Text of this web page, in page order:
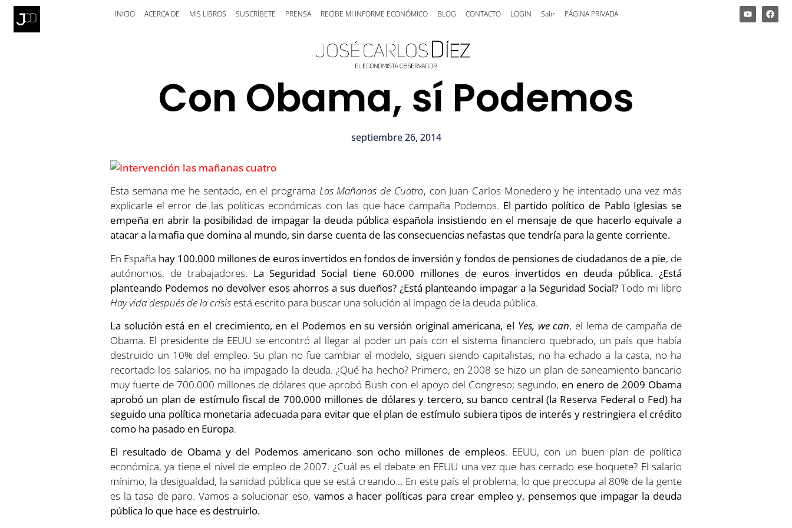
INICIO ACERCA DE MIS LIBROS SUSCRÍBETE PRENSA RECIBE MI INFORME ECONÓMICO BLOG CONTACTO LOGIN Salir PÁGINA PRIVADA
Con Obama, sí Podemos
septiembre 26, 2014
Esta semana me he sentado, en el programa Las Mañanas de Cuatro, con Juan Carlos Monedero y he intentado una vez más
explicarle el error de las políticas económicas con las que hace campaña Podemos. El partido político de Pablo Iglesias se
empeña en abrir la posibilidad de impagar la deuda pública española insistiendo en el mensaje de que hacerlo equivale a
atacar a la mafia que domina al mundo, sin darse cuenta de las consecuencias nefastas que tendría para la gente corriente.
En España hay 100.000 millones de euros invertidos en fondos de inversión y fondos de pensiones de ciudadanos de a pie, de
autónomos, de trabajadores. La Seguridad Social tiene 60.000 millones de euros invertidos en deuda pública. ¿Está
planteando Podemos no devolver esos ahorros a sus dueños? ¿Está planteando impagar a la Seguridad Social? Todo mi libro
Hay vida después de la crisis está escrito para buscar una solución al impago de la deuda pública.
La solución está en el crecimiento, en el Podemos en su versión original americana, el Yes, we can, el lema de campaña de
Obama. El presidente de EEUU se encontró al llegar al poder un país con el sistema financiero quebrado, un país que había
destruido un 10% del empleo. Su plan no fue cambiar el modelo, siguen siendo capitalistas, no ha echado a la casta, no ha
recortado los salarios, no ha impagado la deuda. ¿Qué ha hecho? Primero, en 2008 se hizo un plan de saneamiento bancario
muy fuerte de 700.000 millones de dólares que aprobó Bush con el apoyo del Congreso; segundo, en enero de 2009 Obama
aprobó un plan de estímulo fiscal de 700.000 millones de dólares y tercero, su banco central (la Reserva Federal o Fed) ha
seguido una política monetaria adecuada para evitar que el plan de estímulo subiera tipos de interés y restringiera el crédito
como ha pasado en Europa.
El resultado de Obama y del Podemos americano son ocho millones de empleos. EEUU, con un buen plan de política
económica, ya tiene el nivel de empleo de 2007. ¿Cuál es el debate en EEUU una vez que has cerrado ese boquete? El salario
mínimo, la desigualdad, la sanidad pública que se está creando… En este país el problema, lo que preocupa al 80% de la gente
es la tasa de paro. Vamos a solucionar eso, vamos a hacer políticas para crear empleo y, pensemos que impagar la deuda
pública lo que hace es destruirlo.